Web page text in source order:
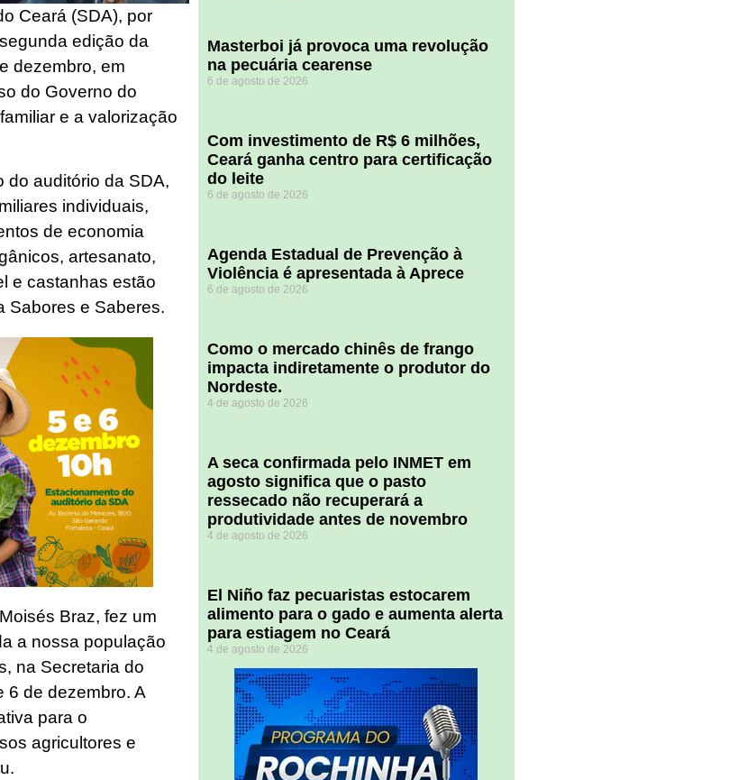
Ceará (SDA), por
edição da
dezembro, em
do Governo do
e a valorização
do auditório da SDA,
individuais,
de economia
artesanato,
e castanhas estão
Sabores e Saberes.
Braz, fez um
a nossa população
na Secretaria do
6 de dezembro. A
para o
agricultores e
Masterboi já provoca uma revolução
na pecuária cearense
6 de agosto de 2026
Com investimento de R$ 6 milhões,
Ceará ganha centro para certificação
do leite
6 de agosto de 2026
Agenda Estadual de Prevenção à
Violência é apresentada à Aprece
6 de agosto de 2026
​Como o mercado chinês de frango
impacta indiretamente o produtor do
Nordeste.
4 de agosto de 2026
A seca confirmada pelo INMET em
agosto significa que o pasto
ressecado não recuperará a
produtividade antes de novembro
4 de agosto de 2026
El Niño faz pecuaristas estocarem
alimento para o gado e aumenta alerta
para estiagem no Ceará
4 de agosto de 2026